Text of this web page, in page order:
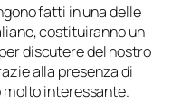
fatti in una delle
costituiranno un
discutere del nostro
alla presenza di
interessante.